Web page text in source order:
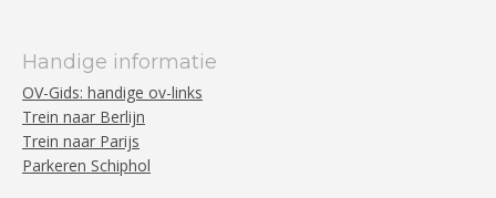
Handige informatie
OV-Gids: handige ov-links
Trein naar Berlijn
Trein naar Parijs
Parkeren Schiphol